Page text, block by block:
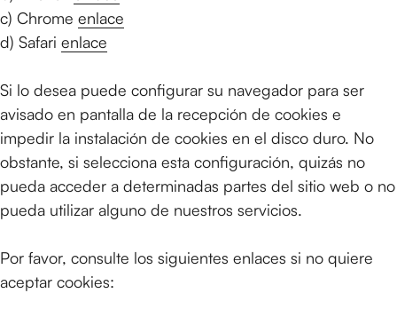
c) Chrome enlace
d) Safari enlace
Si lo desea puede configurar su navegador para ser
avisado en pantalla de la recepción de cookies e
impedir la instalación de cookies en el disco duro. No
obstante, si selecciona esta configuración, quizás no
pueda acceder a determinadas partes del sitio web o no
pueda utilizar alguno de nuestros servicios.
Por favor, consulte los siguientes enlaces si no quiere
aceptar cookies: